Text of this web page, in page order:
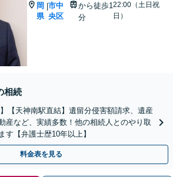
岡
県
|市中
央区
から徒歩1
分
22:00（土日祝
日）
相続
【天神南駅直結】遺留分侵害額請求、遺産
産など、実績多数！他の相続人とのやり取
す【弁護士歴10年以上】
料金表を見る